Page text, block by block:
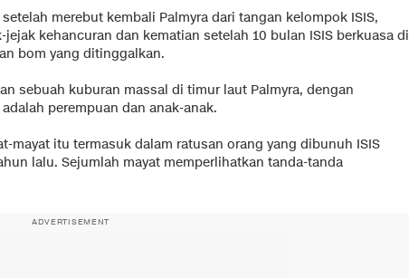
merebut kembali Palmyra dari tangan kelompok ISIS,
kehancuran dan kematian setelah 10 bulan ISIS berkuasa di
bom yang ditinggalkan.
sebuah kuburan massal di timur laut Palmyra, dengan
perempuan dan anak-anak.
mayat itu termasuk dalam ratusan orang yang dibunuh ISIS
lalu. Sejumlah mayat memperlihatkan tanda-tanda
ADVERTISEMENT